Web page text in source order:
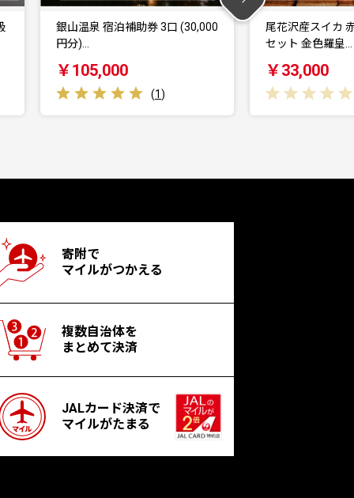
尾花沢産スイカ 赤玉×黄玉 各1玉
セット 金色羅皇…
￥33,000
(0
さくらんぼ 佐藤
1kg(500g×…
￥22,000
寄附で
マイルがつかえる
複数自治体を
まとめて決済
JALカード決済で
マイルがたまる